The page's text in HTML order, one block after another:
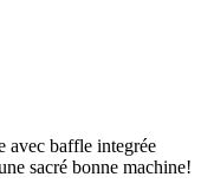
avec baffle integrée
sacré bonne machine!